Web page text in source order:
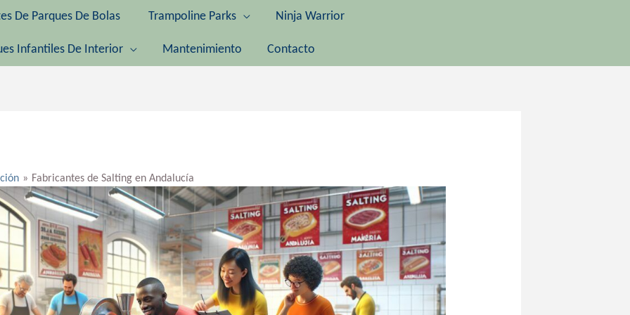
De Parques De Bolas Trampoline Parks Ninja Warrior
Infantiles De Interior Mantenimiento Contacto
Fabricantes de Salting en Andalucía